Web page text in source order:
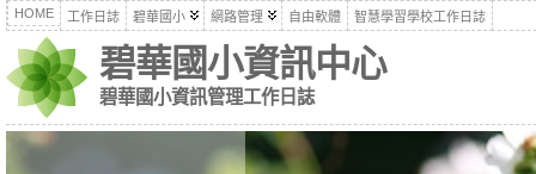
HOME 工作日誌 碧華國小 網路管理 自由軟體 智慧學習學校工作日誌
碧華國小資訊中心
碧華國小資訊管理工作日誌